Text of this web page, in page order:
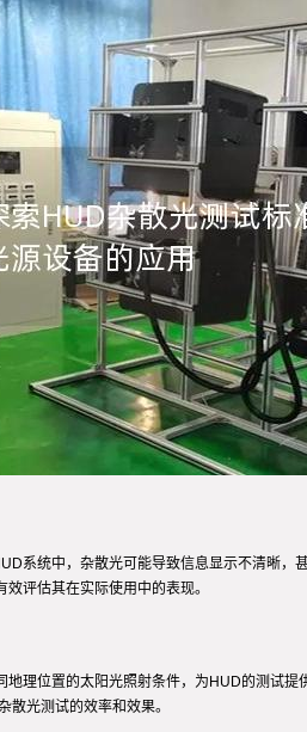
系统中，杂散光可能导致信息显示不清晰
评估其在实际使用中的表现。
理位置的太阳光照射条件，为HUD的测试
光测试的效率和效果。